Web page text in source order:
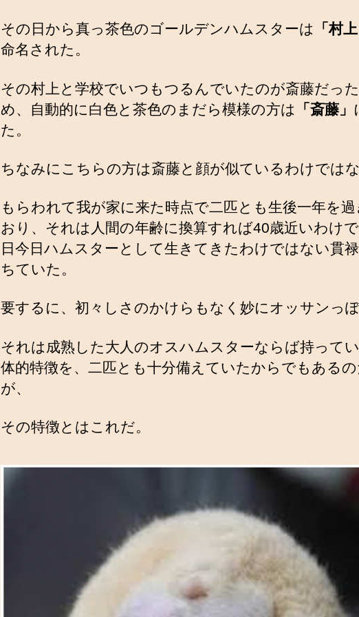
その日から真っ茶色のゴールデンハムスターは 「村上
命名された。
その村上と学校でいつもつるんでいたのが斎藤だっ
め、自動的に白色と茶色のまだら模様の方は
「斎藤」
た。
ちなみにこちらの方は斎藤と顔が似ているわけではな
もらわれて我が家に来た時点で二匹とも生後一年を過
おり、それは人間の年齢に換算すれば40歳近いわけ
日今日ハムスターとして生きてきたわけではない貫
ちていた。
要するに、初々しさのかけらもなく妙にオッサンっぽ
それは成熟した大人のオスハムスターならば持って
体的特徴を、二匹とも十分備えていたからでもある
が、
その特徴とはこれだ。